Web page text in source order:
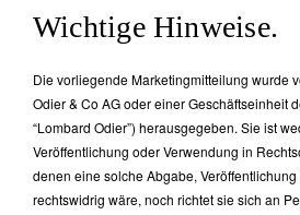
Wichtige Hinweise.
Die vorliegende Marketingmitteilung wurde
Odier & Co AG oder einer Geschäftseinheit
“Lombard Odier”) herausgegeben. Sie ist
Veröffentlichung oder Verwendung in
denen eine solche Abgabe,
rechtswidrig wäre, noch richtet sie sich an